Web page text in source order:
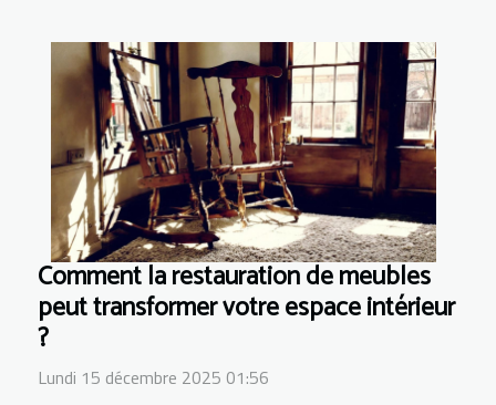
Comment la restauration de meubles
peut transformer votre espace intérieur
?
Lundi 15 décembre 2025 01:56